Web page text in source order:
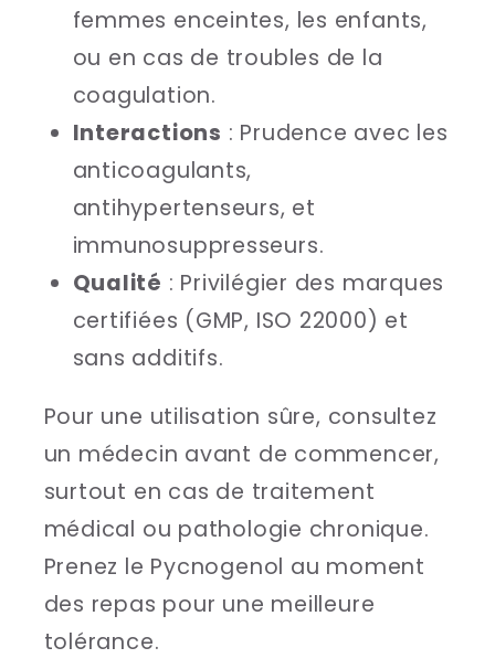
femmes enceintes, les enfants,
ou en cas de troubles de la
coagulation.
Interactions : Prudence avec les
anticoagulants,
antihypertenseurs, et
immunosuppresseurs.
Qualité : Privilégier des marques
certifiées (GMP, ISO 22000) et
sans additifs.
Pour une utilisation sûre, consultez
un médecin avant de commencer,
surtout en cas de traitement
médical ou pathologie chronique.
Prenez le Pycnogenol au moment
des repas pour une meilleure
tolérance.